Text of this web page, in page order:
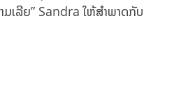
ເລີຍ” Sandra ໃຫ້ສຳພາດກັບ